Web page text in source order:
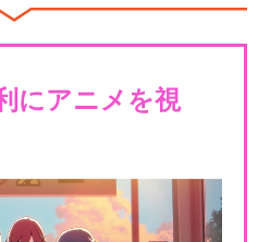
にアニメを視